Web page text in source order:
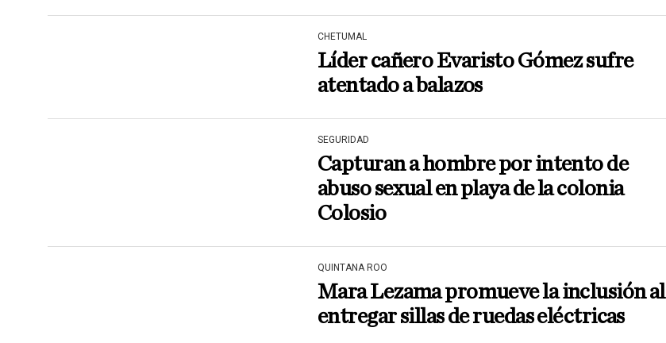
CHETUMAL
Líder cañero Evaristo Gómez sufre
atentado a balazos
SEGURIDAD
Capturan a hombre por intento de
abuso sexual en playa de la colonia
Colosio
QUINTANA ROO
Mara Lezama promueve la inclusión al
entregar sillas de ruedas eléctricas